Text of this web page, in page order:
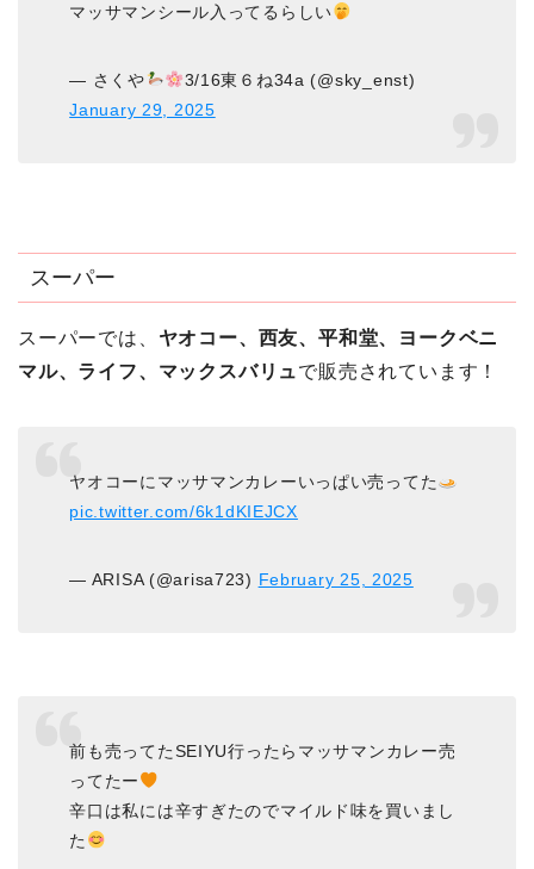
マッサマンシール入ってるらしい
— さくや
3/16東６ね34a (@sky_enst)
January 29, 2025
スーパー
スーパーでは、 ヤオコー、西友、平和堂、ヨークベニ
マル、ライフ、マックスバリュで販売されています！
ヤオコーにマッサマンカレーいっぱい売ってた
pic.twitter.com/6k1dKIEJCX
— ARISA (@arisa723) February 25, 2025
前も売ってたSEIYU行ったらマッサマンカレー売
ってたー
辛口は私には辛すぎたのでマイルド味を買いまし
た